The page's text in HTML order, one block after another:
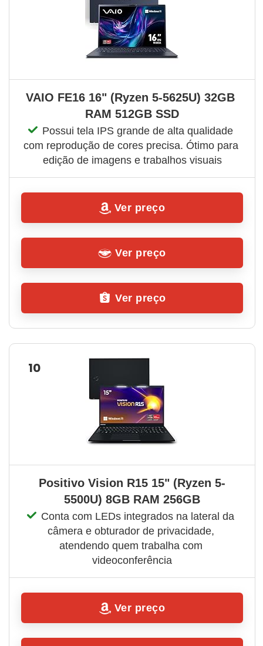
VAIO FE16 16" (Ryzen 5-5625U) 32GB
RAM 512GB SSD
Possui tela IPS grande de alta qualidade
com reprodução de cores precisa. Ótimo para
edição de imagens e trabalhos visuais
Ver preço
Ver preço
Ver preço
10
Positivo Vision R15 15" (Ryzen 5-
5500U) 8GB RAM 256GB
Conta com LEDs integrados na lateral da
câmera e obturador de privacidade,
atendendo quem trabalha com
videoconferência
Ver preço